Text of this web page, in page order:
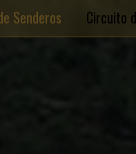
Senderos Circuito